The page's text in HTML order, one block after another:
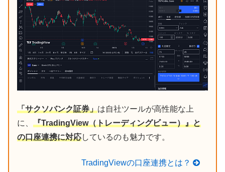
「サクソバンク証券」は自社ツールが高性能な上
に、 『TradingView（トレーディングビュー）』と
の口座連携に対応しているのも魅力です。
TradingViewの口座連携とは？